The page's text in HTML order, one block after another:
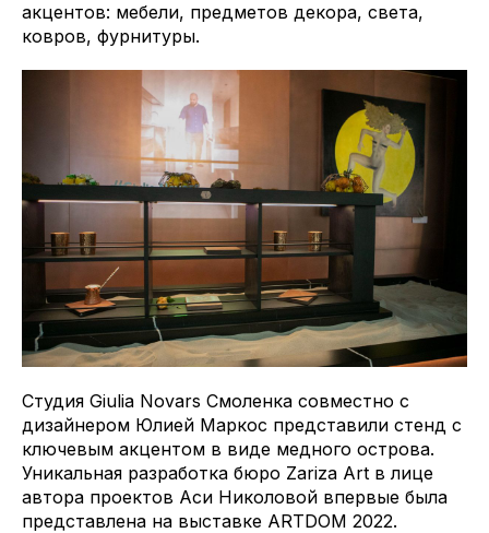
акцентов: мебели, предметов декора, света,
ковров, фурнитуры.
Студия Giulia Novars Смоленка совместно с
дизайнером Юлией Маркос представили стенд с
ключевым акцентом в виде медного острова.
Уникальная разработка бюро Zariza Art в лице
автора проектов Аси Николовой впервые была
представлена на выставке ARTDOM 2022.